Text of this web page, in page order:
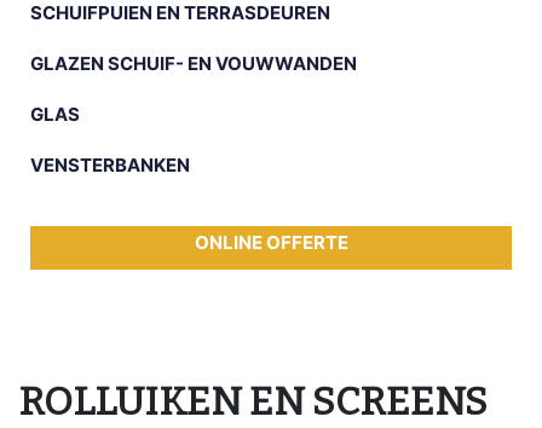
SCHUIFPUIEN EN TERRASDEUREN
GLAZEN SCHUIF- EN VOUWWANDEN
GLAS
VENSTERBANKEN
ONLINE OFFERTE
ROLLUIKEN EN SCREENS